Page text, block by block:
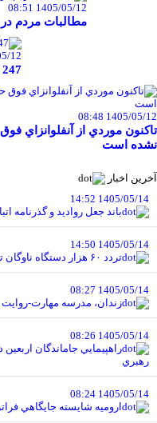
1405/05/12 08:51
مطالبات مردم در
08:50
247 پروژه عمراني در اروميه در حال اجراست
1405/05/12 08:48
تاکنون موردي از آنفلوانزاي
نشده است
آخرین اخبار
1405/05/14 14:52
باند جعل روادید و گذرنامه
1405/05/14 14:50
تردد ۶۰ هزار دستگاه ناوگان ترانزیتی از پایانه‌های مرزی آذربایجان ‌غربی
1405/05/14 08:27
زندان، مدرسه مهارت-روايت
1405/05/14 08:26
راهپيمايي جاماندگان
رهبري
1405/05/14 08:24
اروميه شايسته جايگاهي